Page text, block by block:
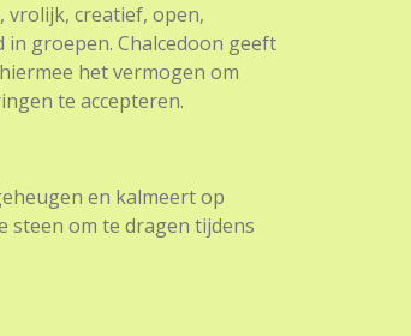
vrolijk, creatief, open,
groepen. Chalcedoon geeft
het vermogen om
te accepteren.
en kalmeert op
steen om te dragen tijdens